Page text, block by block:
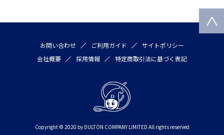
お問い合わせ ご利用ガイド
サイトポリシー
会社概要
採用情報 特定商取引法に基づく表記
Copyright © 2020 by DULTON COMPANY LIMITED All rights reserved